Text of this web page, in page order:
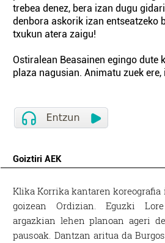
trebea denez, bera izan dugu
denbora askorik izan entseatzeko
txukun atera zaigu!
Ostiralean Beasainen egingo dute
plaza nagusian. Animatu zuek
Goiztiri AEK
Klika Korrika kantaren koreografia
goizean Ordizian. Eguzki
argazkian lehen planoan ageri
pausoak. Dantzan aritua da